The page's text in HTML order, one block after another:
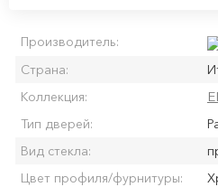
Производитель:
Страна:
Коллекция:
Тип дверей:
Вид стекла:
Цвет профиля/фурнитуры: